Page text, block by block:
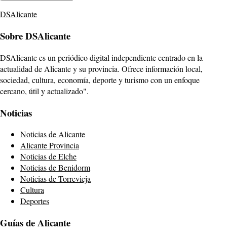
DSAlicante
Sobre DSAlicante
DSAlicante es un periódico digital independiente centrado en la
actualidad de Alicante y su provincia. Ofrece información local,
sociedad, cultura, economía, deporte y turismo con un enfoque
cercano, útil y actualizado".
Noticias
Noticias de Alicante
Alicante Provincia
Noticias de Elche
Noticias de Benidorm
Noticias de Torrevieja
Cultura
Deportes
Guías de Alicante